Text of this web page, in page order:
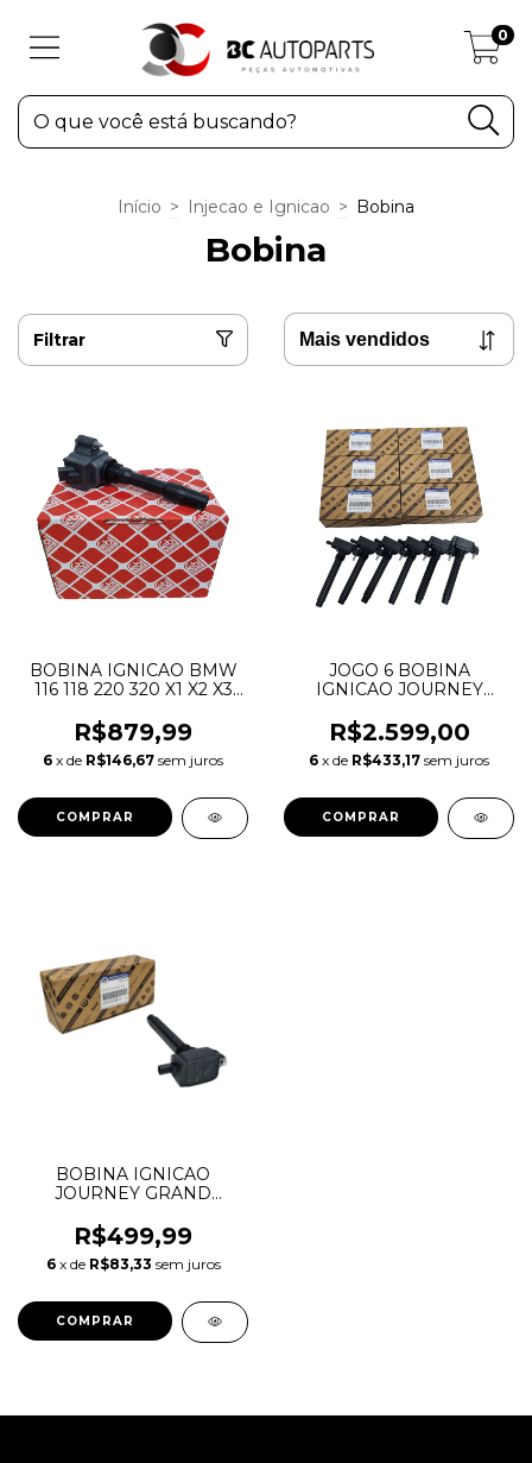
0
Início > Injecao e Ignicao > Bobina
Bobina
Filtrar
BOBINA IGNICAO BMW
116 118 220 320 X1 X2 X3
12137619385 12138615991
12138647463 12138678438
R$879,99
6 x de R$146,67 sem juros
JOGO 6 BOBINA
IGNICAO JOURNEY
DURANGO WRANGLER
MOPAR 3.6 V6
PENTASTAR 0221504032
R$2.599,00
6 x de R$433,17 sem juros
BOBINA IGNICAO
JOURNEY GRAND
JOURNEY WRANGLER
MOPAR 3.6 V6
PENTASTAR 0221504032
R$499,99
6 x de R$83,33 sem juros